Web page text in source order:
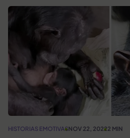
HISTORIAS EMOTIVASNOV 22, 20222 MIN